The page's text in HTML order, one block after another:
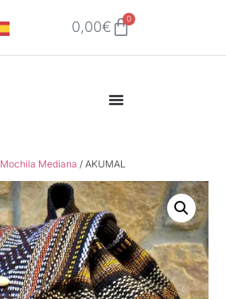
0,00€ 0
Mochila Mediana / AKUMAL